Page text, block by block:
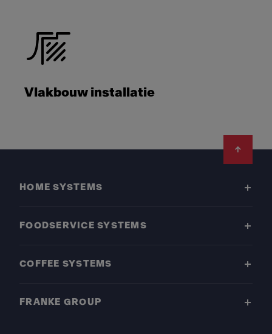
Vlakbouw installatie
HOME SYSTEMS
FOODSERVICE SYSTEMS
COFFEE SYSTEMS
FRANKE GROUP